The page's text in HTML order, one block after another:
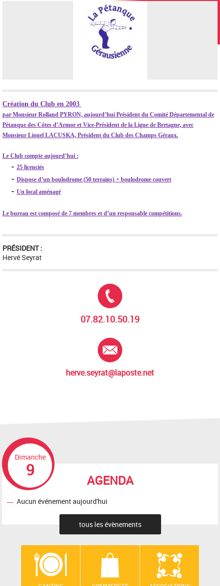
Création du Club en 2003
par Monsieur Rolland PYRON, aujourd’hui Président du Comité Départemental de
Pétanque des Côtes d’Armor et Vice-Président de la Ligue de Bretagne, avec
Monsieur Lionel LACUSKA, Président du Club des Champs Géraux.
Le Clubcompte aujourd’hui :
- 25 licenciés
- Dispose d’un boulodrome (50 terrains) + boulodrome couvert
- Un local aménagé
Le bureau est composé de 7 membres et d’un responsable compétitions.
PRÉSIDENT :
Hervé Seyrat
07.82.10.50.19
herve.seyrat@laposte.net
AGENDA
Dimanche
9
Aucun événement aujourd'hui
tous les évènements